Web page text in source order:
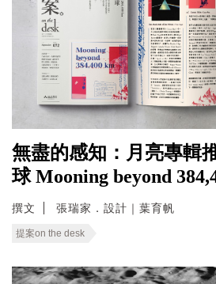
無盡的感知：月亮專輯
球 Mooning beyond
撰文 張瑞家．設計｜葉育帆
提案on the desk